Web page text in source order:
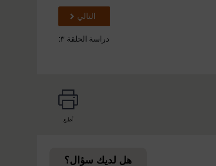
تالي
التالي
دراسة الحلقة ٣:
أطبع
هل لديك سؤال؟